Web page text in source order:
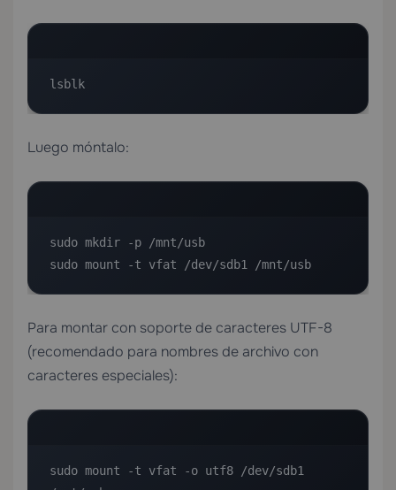
lsblk
Luego móntalo:
sudo mkdir -p /mnt/usb
sudo mount -t vfat /dev/sdb1 /mnt/usb
Para montar con soporte de caracteres UTF-8
(recomendado para nombres de archivo con
caracteres especiales):
sudo mount -t vfat -o utf8 /dev/sdb1